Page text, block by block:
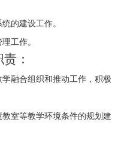
的建设工作。
工作。
：
融合组织和推动工作，积极
室等教学环境条件的规划建